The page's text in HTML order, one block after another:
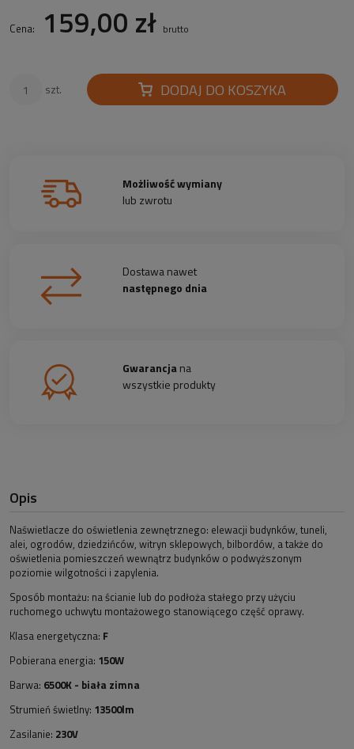
Cena: 159,00 zł brutto
szt. DODAJ DO KOSZYKA
Możliwość wymiany
lub zwrotu
Dostawa nawet
następnego dnia
Gwarancjana
wszystkie produkty
Opis
Naświetlacze do oświetlenia zewnętrznego: elewacji budynków, tuneli,
alei, ogrodów, dziedzińców, witryn sklepowych, bilbordów, a także do
oświetlenia pomieszczeń wewnątrz budynków o podwyższonym
poziomie wilgotności i zapylenia.
Sposób montażu: na ścianie lub do podłoża stałego przy użyciu
ruchomego uchwytu montażowego stanowiącego część oprawy.
Klasa energetyczna: F
Pobierana energia: 150W
Barwa: 6500K - biała zimna
Strumień świetlny: 13500lm
Zasilanie: 230V